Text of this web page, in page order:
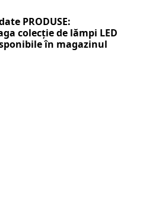
PRODUSE:
colecție de lămpi LED
în magazinul